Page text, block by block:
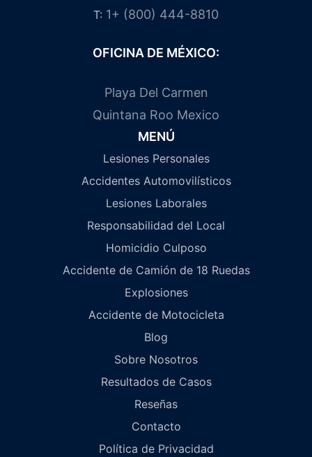
T: 1+ (800) 444-8810
OFICINA DE MÉXICO:
Playa Del Carmen
Quintana Roo Mexico
MENÚ
Lesiones Personales
Accidentes Automovilísticos
Lesiones Laborales
Responsabilidad del Local
Homicidio Culposo
Accidente de Camión de 18 Ruedas
Explosiones
Accidente de Motocicleta
Blog
Sobre Nosotros
Resultados de Casos
Reseñas
Contacto
Política de Privacidad